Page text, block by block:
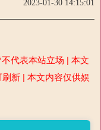
2023-01-30 14:15:01
代表本站立场 | 本文
新 | 本文内容仅供娱